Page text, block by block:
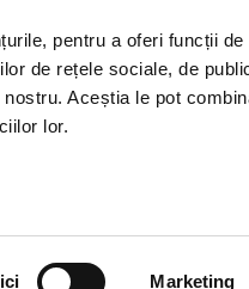
pentru a oferi funcții
de rețele sociale, de
Aceștia le pot
lor.
Marketing
Contact